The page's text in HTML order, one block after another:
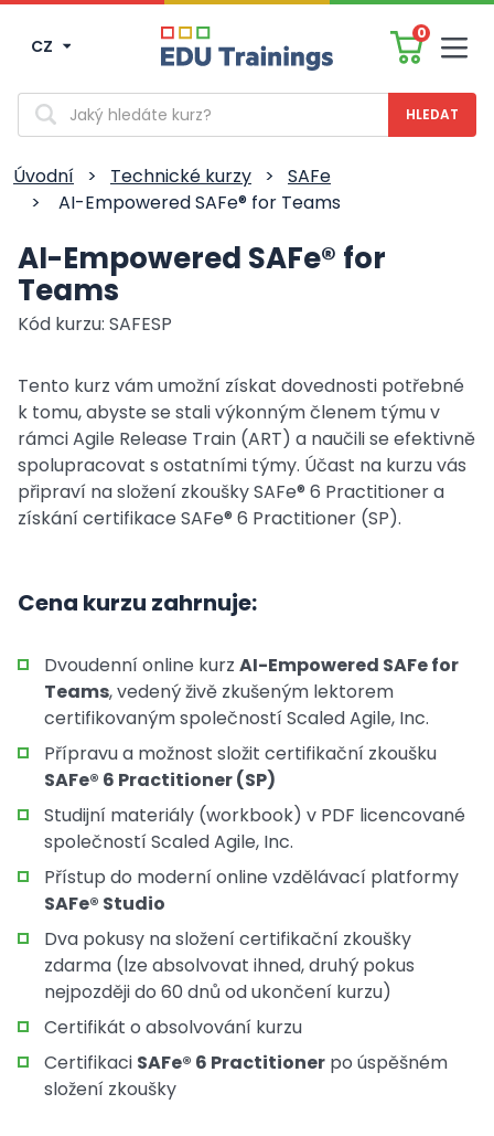
CZ
0
Vyhledávání
Úvodní > Technické kurzy >
SAFe
>
AI-Empowered SAFe® for Teams
AI-Empowered SAFe® for
Teams
Kód kurzu: SAFESP
Tento kurz vám umožní získat dovednosti potřebné
k tomu, abyste se stali výkonným členem týmu v
rámci Agile Release Train (ART) a naučili se efektivně
spolupracovat s ostatními týmy. Účast na kurzu vás
připraví na složení zkoušky SAFe® 6 Practitioner a
získání certifikace SAFe® 6 Practitioner (SP).
Cena kurzu zahrnuje:
Dvoudenní online kurz AI-Empowered SAFe for
Teams, vedený živě zkušeným lektorem
certifikovaným společnostíScaled Agile, Inc.
Přípravu a možnost složit certifikační zkoušku
SAFe® 6 Practitioner (SP)
Studijní materiály (workbook) v PDF licencované
společnostíScaled Agile, Inc.
Přístup do moderní online vzdělávací platformy
SAFe® Studio
Dva pokusy na složení certifikační zkoušky
zdarma (lze absolvovat ihned, druhý pokus
nejpozději do 60 dnů od ukončení kurzu)
Certifikát o absolvování kurzu
Certifikaci SAFe® 6 Practitioner po úspěšném
složení zkoušky